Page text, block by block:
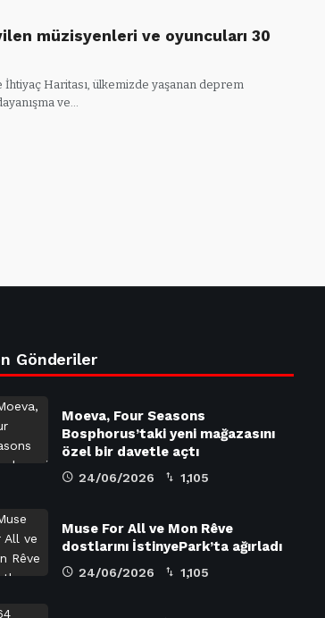
müzisyenleri ve oyuncuları 30
İhtiyaç Haritası, ülkemizde yaşanan deprem
ve…
Gönderiler
Moeva, Four Seasons
Bosphorus’taki yeni mağazasını
özel bir davetle açtı
24/06/2026 1,105
Muse For All ve Mon Rêve
dostlarını İstinyePark’ta ağırladı
24/06/2026 1,105